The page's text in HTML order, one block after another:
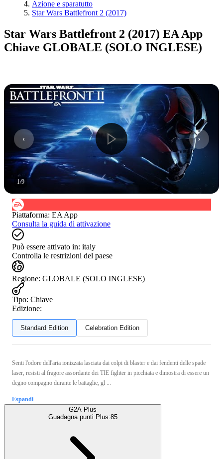
Azione e sparatutto
Star Wars Battlefront 2 (2017)
Star Wars Battlefront 2 (2017) EA App
Chiave GLOBALE (SOLO INGLESE)
1/9
Piattaforma: EA App
Consulta la guida di attivazione
Può essere attivato in: italy
Controlla le restrizioni del paese
Regione: GLOBALE (SOLO INGLESE)
Tipo: Chiave
Edizione:
Standard Edition Celebration Edition
Senti l'odore dell'aria ionizzata lasciata dai colpi di blaster e dai fendenti delle spade
laser, resisti al fragore assordante dei TIE fighter in picchiata e dimostra di essere un
degno compagno durante le battaglie, gl ...
Espandi
G2A Plus
Guadagna punti Plus:85